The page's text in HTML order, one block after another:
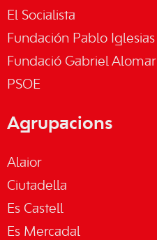
El Socialista
Fundación Pablo Iglesias
Fundació Gabriel Alomar
PSOE
Agrupacions
Alaior
Ciutadella
Es Castell
Es Mercadal